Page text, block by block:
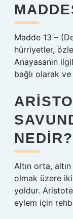
Madde 13 –
hürriyetler,
Anayasanın
bağlı olarak ve
NEDIR?
Altın orta,
olmak üzere
yoldur.
eylem için